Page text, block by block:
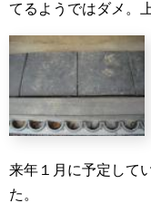
てるようではダメ。
来年１月に予定して
た。